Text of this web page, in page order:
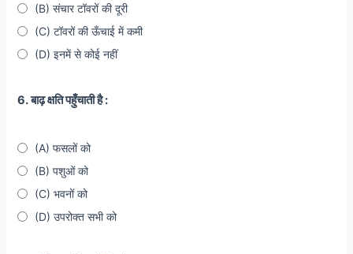
(B) संचार टॉवरों की दूरी
(C) टॉवरों की ऊँचाई में कमी
(D) इनमें से कोई नहीं
6. बाढ़ क्षति पहुँचाती है :
(A) फसलों को
(B) पशुओं को
(C) भवनों को
(D) उपरोक्त सभी को